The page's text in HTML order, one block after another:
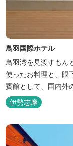
鳥羽国際ホテル
鳥羽湾を見渡すもん
使ったお料理と、眼
賓館として、国内外
るホテルです。 【2024年3月25日リニューアル】 クラブラウンジ
アクセス付の新客室
生！ エントランス
ャンテラ...
伊勢志摩